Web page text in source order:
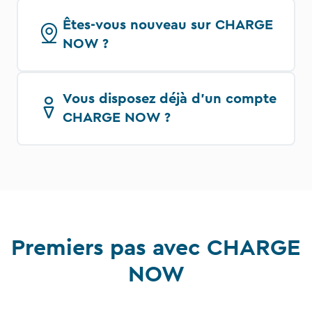
Êtes-vous nouveau sur CHARGE
NOW ?
Vous disposez déjà d'un compte
CHARGE NOW ?
Premiers pas avec CHARGE
NOW